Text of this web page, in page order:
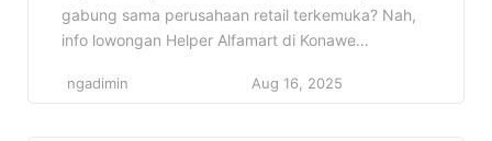
gabung sama perusahaan retail terkemuka? Nah,
info lowongan Helper Alfamart di Konawe
bagian dari tim solid dan berkembang bersama
ngadimin Aug 16, 2025